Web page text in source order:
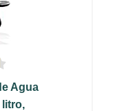
Agua
litro,